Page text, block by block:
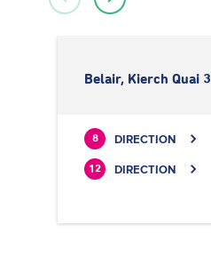
Belair, Kierch Quai 3
8 DIRECTION
12 DIRECTION